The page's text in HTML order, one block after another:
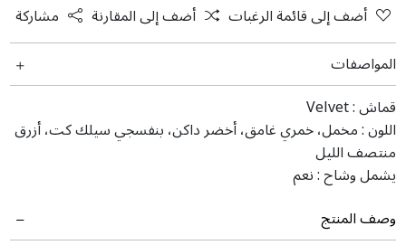
أضف إلى قائمة الرغبات أضف إلى المقارنة
مشاركة
المواصفات
قماش :Velvet
اللون :مخمل، خمري غامق، أخضر داكن، بنفسجي سيلك كت، أزرق
منتصف الليل
يشمل وشاح :نعم
وصف المنتج